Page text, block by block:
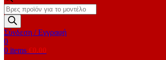
Products
search
Σύνδεση / Εγγραφή
0
0 items €0.00